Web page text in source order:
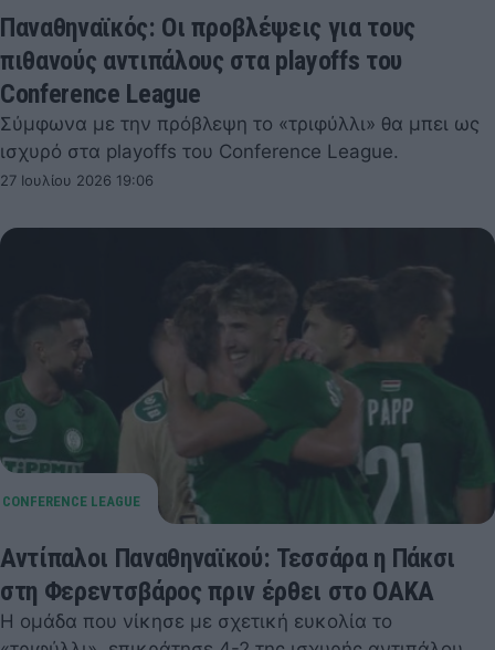
Παναθηναϊκός: Οι προβλέψεις για τους
πιθανούς αντιπάλους στα playoffs του
Conference League
Σύμφωνα με την πρόβλεψη το «τριφύλλι» θα μπει ως
ισχυρό στα playoffs του Conference League.
27 Ιουλίου 2026 19:06
Αντίπαλοι Παναθηναϊκού: Τεσσάρα η Πάκσι
στη Φερεντσβάρος πριν έρθει στο ΟΑΚΑ
Η ομάδα που νίκησε με σχετική ευκολία το